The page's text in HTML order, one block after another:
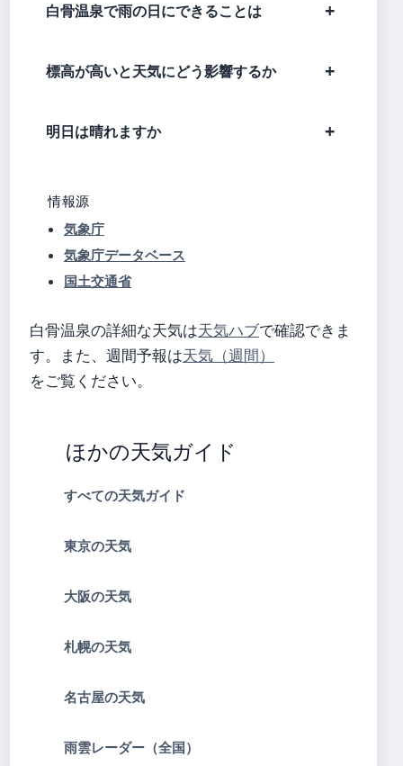
白骨温泉で雨の日にできることは
標高が高いと天気にどう影響するか
明日は晴れますか
情報源
気象庁
気象庁データベース
国土交通省
白骨温泉の詳細な天気は天気ハブで確認できま
す。また、週間予報は天気（週間）
をご覧ください。
ほかの天気ガイド
すべての天気ガイド
東京の天気
大阪の天気
札幌の天気
名古屋の天気
雨雲レーダー（全国）